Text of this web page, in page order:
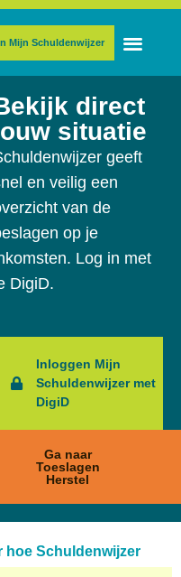
Mijn Schuldenwijzer
direct
situatie
geeft
en veilig een
van de
op je
Log in met
DigiD.
Inloggen Mijn
Schuldenwijzer met
DigiD
Ga naar
Toeslagen
Herstel
hoe Schuldenwijzer